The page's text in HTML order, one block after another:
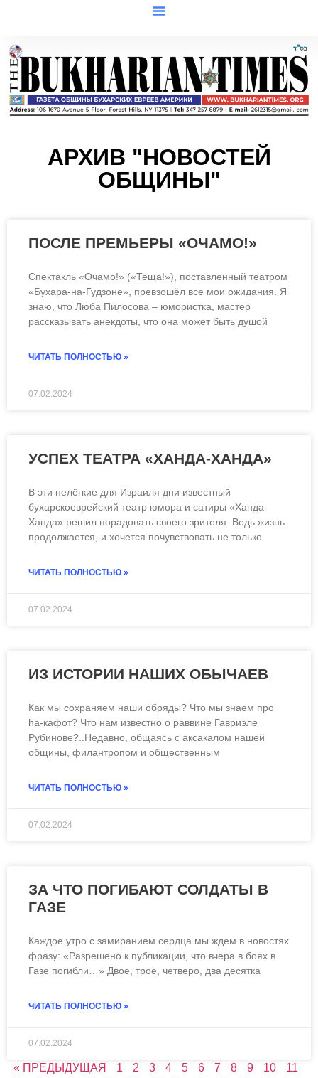
АРХИВ "НОВОСТЕЙ
ОБЩИНЫ"
ПОСЛЕ ПРЕМЬЕРЫ «ОЧАМО!»
Спектакль «Очамо!» («Теща!»), поставленный театром
«Бухара-на-Гудзоне», превзошёл все мои ожидания. Я
знаю, что Люба Пилосова – юмористка, мастер
рассказывать анекдоты, что она может быть душой
ЧИТАТЬ ПОЛНОСТЬЮ »
07.02.2024
УСПЕХ ТЕАТРА «ХАНДА-ХАНДА»
В эти нелёгкие для Израиля дни известный
бухарскоеврейский театр юмора и сатиры «Ханда-
Ханда» решил порадовать своего зрителя. Ведь жизнь
продолжается, и хочется почувствовать не только
ЧИТАТЬ ПОЛНОСТЬЮ »
07.02.2024
ИЗ ИСТОРИИ НАШИХ ОБЫЧАЕВ
Как мы сохраняем наши обряды? Что мы знаем про
ha-кафот? Что нам известно о раввине Гавриэле
Рубинове?..Недавно, общаясь с аксакалом нашей
общины, филантропом и общественным
ЧИТАТЬ ПОЛНОСТЬЮ »
07.02.2024
ЗА ЧТО ПОГИБАЮТ СОЛДАТЫ В
ГАЗЕ
Каждое утро с замиранием сердца мы ждем в новостях
фразу: «Разрешено к публикации, что вчера в боях в
Газе погибли…» Двое, трое, четверо, два десятка
ЧИТАТЬ ПОЛНОСТЬЮ »
07.02.2024
« ПРЕДЫДУЩАЯ 1 2 3 4 5 6 7 8 9 10
11